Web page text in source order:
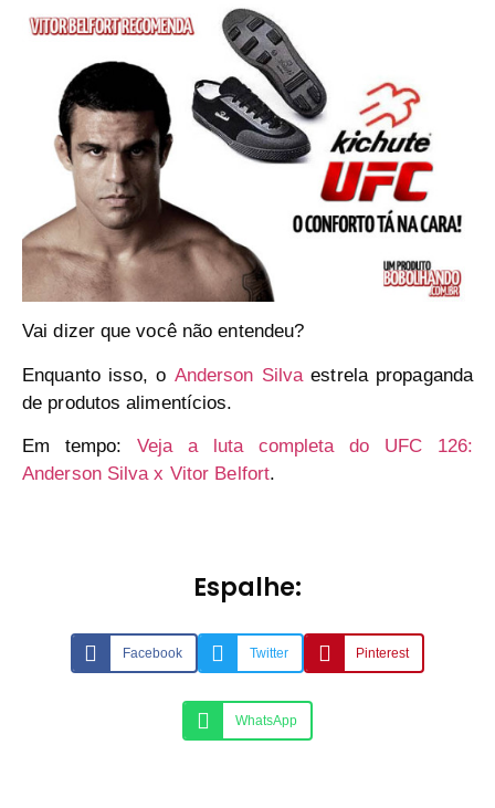
Vai dizer que você não entendeu?
Enquanto isso, o Anderson Silva estrela propaganda
de produtos alimentícios.
Em tempo: Veja a luta completa do UFC 126:
Anderson Silva x Vitor Belfort.
Espalhe:
Facebook Twitter Pinterest
WhatsApp